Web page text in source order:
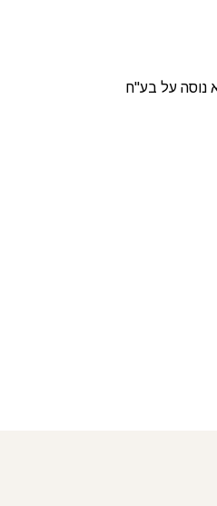
נוסה על בע"ח